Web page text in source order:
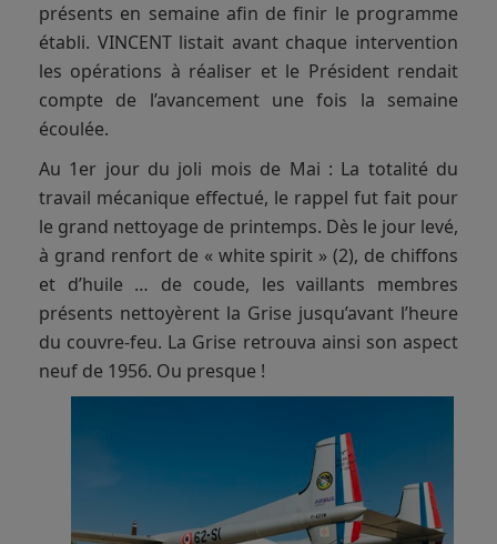
présents en semaine afin de finir le programme
établi. VINCENT listait avant chaque intervention
les opérations à réaliser et le Président rendait
compte de l’avancement une fois la semaine
écoulée.
Au 1er jour du joli mois de Mai : La totalité du
travail mécanique effectué, le rappel fut fait pour
le grand nettoyage de printemps. Dès le jour levé,
à grand renfort de « white spirit » (2), de chiffons
et d’huile … de coude, les vaillants membres
présents nettoyèrent la Grise jusqu’avant l’heure
du couvre-feu. La Grise retrouva ainsi son aspect
neuf de 1956. Ou presque !